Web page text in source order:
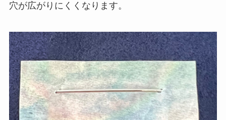
穴が広がりにくくなります。